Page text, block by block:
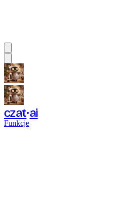
czat ai
Funkcje